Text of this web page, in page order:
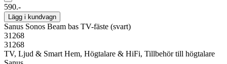
590.-
Lägg i kundvagn
Sanus Sonos Beam bas TV-fäste (svart)
31268
31268
TV, Ljud & Smart Hem, Högtalare & HiFi, Tillbehör till högtalare